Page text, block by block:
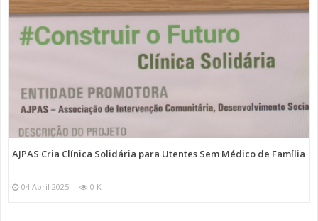
AJPAS Cria Clínica Solidária para Utentes Sem Médico de Família
04 Abril 2025 0 K